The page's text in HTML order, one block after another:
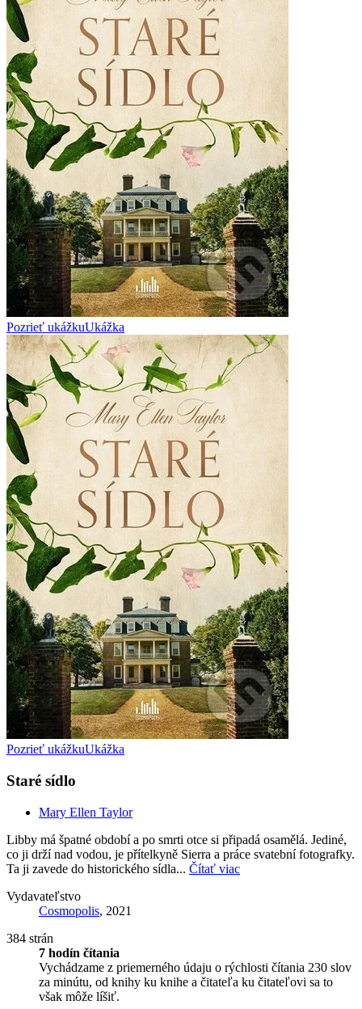
Pozrieť ukážkuUkážka
Pozrieť ukážkuUkážka
Staré sídlo
Mary Ellen Taylor
Libby má špatné období a po smrti otce si připadá osamělá. Jediné,
co ji drží nad vodou, je přítelkyně Sierra a práce svatební fotografky.
Ta ji zavede do historického sídla... Čítať viac
Vydavateľstvo
Cosmopolis, 2021
384 strán
7 hodín čítania
Vychádzame z priemerného údaju o rýchlosti čítania 230 slov
za minútu, od knihy ku knihe a čitateľa ku čitateľovi sa to
však môže líšiť.